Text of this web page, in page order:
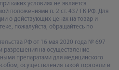
каких условиях не является
положениями п. 2 ст. 437 ГК РФ. Для
о действующих ценах на товар и
пожалуйста, обращайтесь по
РФ от 16 мая 2020 года № 697
разрешения на осуществление
препаратами для медицинского
осуществления такой торговли и